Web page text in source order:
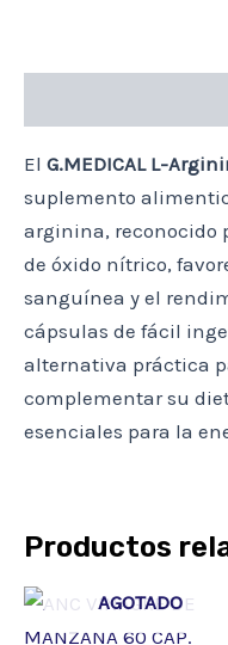
El G.MEDICAL L-
suplemento
arginina, reconocido
de óxido nítrico,
sanguínea y el
cápsulas de fácil
alternativa práctica
complementar su
esenciales para la
Productos
AGOTADO